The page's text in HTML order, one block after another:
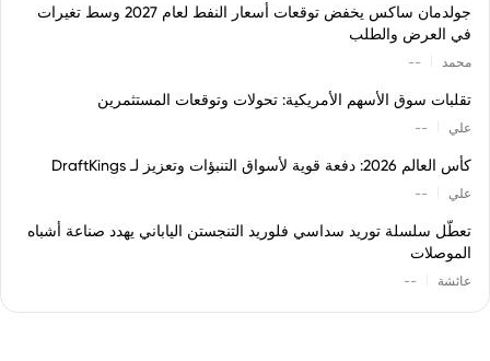
جولدمان ساكس يخفض توقعات أسعار النفط لعام 2027 وسط تغيرات
في العرض والطلب
محمد --
تقلبات سوق الأسهم الأمريكية: تحولات وتوقعات المستثمرين
علي --
كأس العالم 2026: دفعة قوية لأسواق التنبؤات وتعزيز لـ DraftKings
علي --
تعطّل سلسلة توريد سداسي فلوريد التنجستن الياباني يهدد صناعة أشباه
الموصلات
عائشة --